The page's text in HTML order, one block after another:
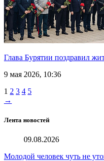
Глава Бурятии поздравил
9 мая 2026, 10:36
1 2 3 4 5
→
Лента новостей
09.08.2026
Молодой человек чуть не